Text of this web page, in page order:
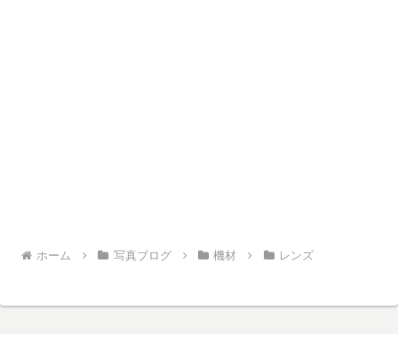
ホーム 写真ブログ 機材 レンズ